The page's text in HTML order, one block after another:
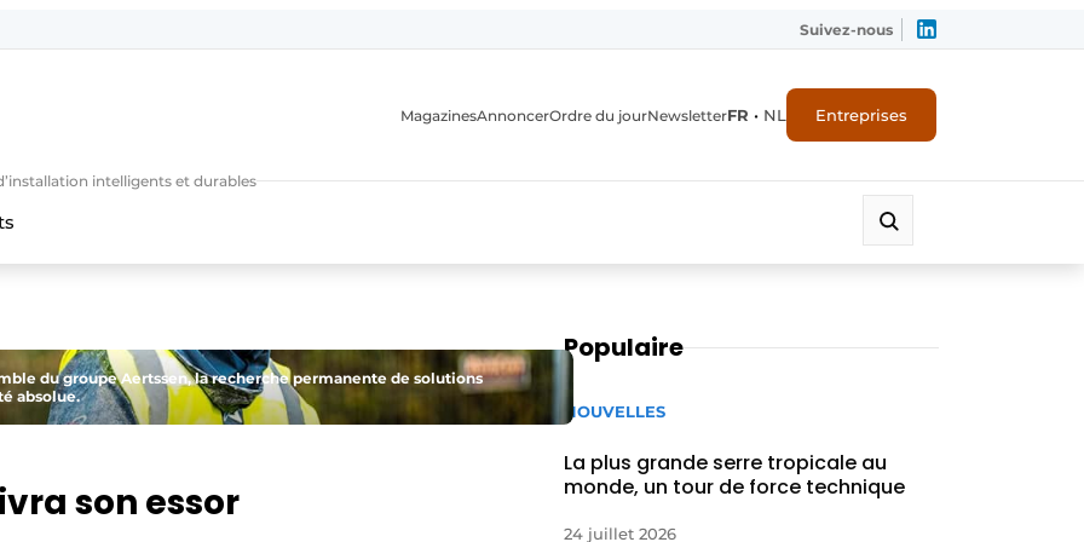
Suivez-nous
intelligents et durables
MagazinesAnnoncerOrdre du jourNewsletterFR • NL Entreprises
du groupe Aertssen, la recherche permanente de solutions
absolue.
son essor
Populaire
NOUVELLES
La plus grande serre tropicale au
monde, un tour de force technique
24 juillet 2026